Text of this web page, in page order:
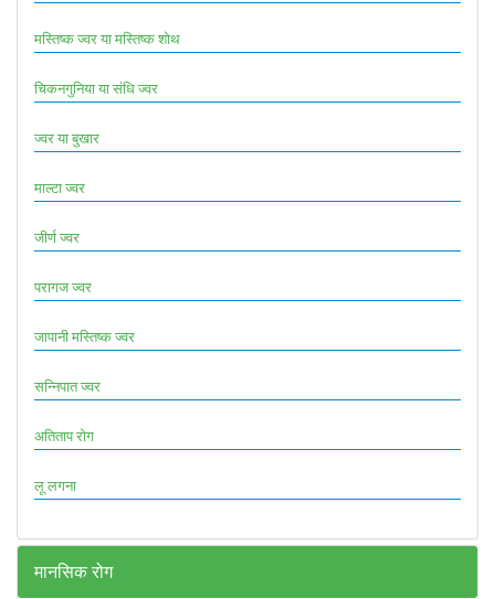
मस्तिष्क ज्वर या मस्तिष्क शोथ
चिकनगुनिया या संधि ज्वर
ज्वर या बुखार
माल्टा ज्वर
जीर्ण ज्वर
परागज ज्वर
जापानी मस्तिष्क ज्वर
सन्निपात ज्वर
अतिताप रोग
लू लगना
मानसिक रोग